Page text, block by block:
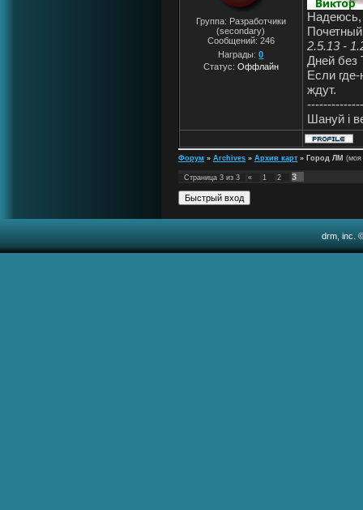
Группа: Разработчики
(secondary)
Сообщений: 246
Награды:0
Статус: Оффлайн
Надеюсь,
2.5.13 -
Дней без
Если
ждут.
Шануй i
Форум » Archives » Архив карт » Город ЛМ (моя
Страница 3 из 3 « 1 2 3
drm, inc.